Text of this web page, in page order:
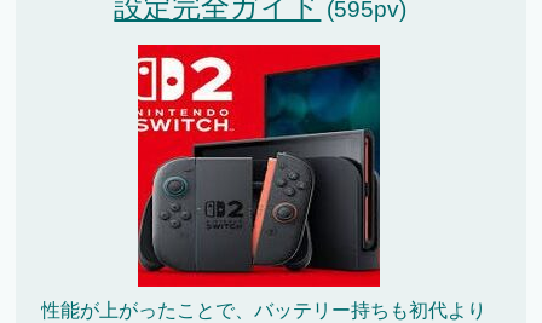
設定完全ガイド (595pv)
性能が上がったことで、バッテリー持ちも初代より